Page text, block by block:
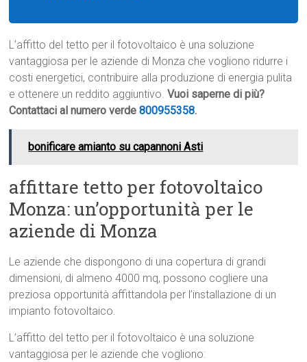
L’affitto del tetto per il fotovoltaico è una soluzione
vantaggiosa per le aziende di Monza che vogliono ridurre i
costi energetici, contribuire alla produzione di energia pulita
e ottenere un reddito aggiuntivo.Vuoi saperne di più?
Contattaci al numero verde800955358.
bonificare amianto su capannoni Asti
affittare tetto per fotovoltaico
Monza: un’opportunità per le
aziende di Monza
Le aziende che dispongono di una copertura di grandi
dimensioni, di almeno 4000 mq, possono cogliere una
preziosa opportunità affittandola per l’installazione di un
impianto fotovoltaico.
L’affitto del tetto per il fotovoltaico è una soluzione
vantaggiosa per le aziende che vogliono: